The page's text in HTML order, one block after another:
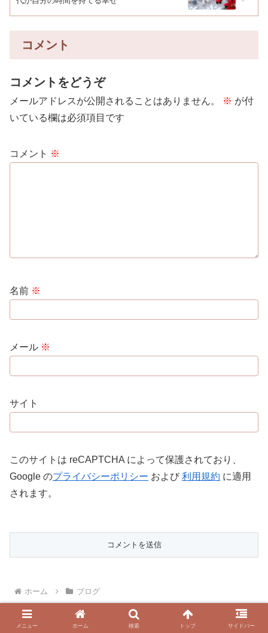
コメント
コメントをどうぞ
メールアドレスが公開されることはありません。 ※ が付
いている欄は必須項目です
コメント ※
名前 ※
メール ※
サイト
このサイトは reCAPTCHA によって保護されており、
Google のプライバシーポリシー および 利用規約 に適用
されます。
ホーム ブログ
メニュー ホーム 検索 トップ サイドバー